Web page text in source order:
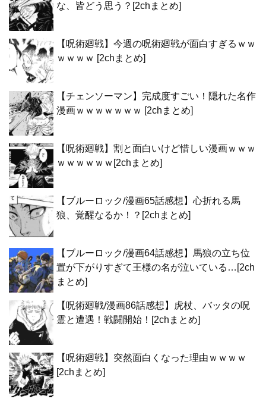
な、皆どう思う？[2chまとめ]
【呪術廻戦】今週の呪術廻戦が面白すぎるｗｗ
ｗｗｗｗ [2chまとめ]
【チェンソーマン】完成度すごい！隠れた名作
漫画ｗｗｗｗｗｗｗ [2chまとめ]
【呪術廻戦】割と面白いけど惜しい漫画ｗｗｗ
ｗｗｗｗｗｗ[2chまとめ]
【ブルーロック/漫画65話感想】心折れる馬
狼、覚醒なるか！？[2chまとめ]
【ブルーロック/漫画64話感想】馬狼の立ち位
置が下がりすぎて王様の名が泣いている…[2ch
まとめ]
【呪術廻戦/漫画86話感想】虎杖、バッタの呪
霊と遭遇！戦闘開始！[2chまとめ]
【呪術廻戦】突然面白くなった理由ｗｗｗｗ
[2chまとめ]